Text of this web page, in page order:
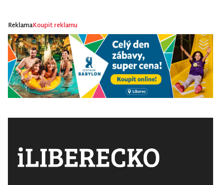
ReklamaKoupit reklamu